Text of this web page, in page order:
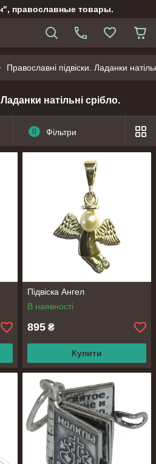
православные товары.
Православні підвіски. Ладанки
натільні срібло.
0 Фільтри
Підвіска Ангел
В наявності
895 ₴
Купити